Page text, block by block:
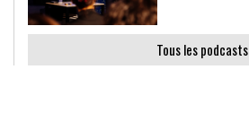
Tous les podcasts